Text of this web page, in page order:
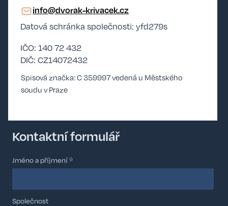
info@dvorak-krivacek.cz
Datová schránka společnosti: yfd279s
IČO: 140 72 432
DIČ: CZ14072432
Spisová značka: C 359997 vedená u Městského
soudu v Praze
Kontaktní formulář
Jméno a příjmení *
Společnost